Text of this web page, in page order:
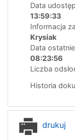
Data
13:59:33
Informacja
Krysiak
Data
08:23:56
Liczba
Historia
drukuj